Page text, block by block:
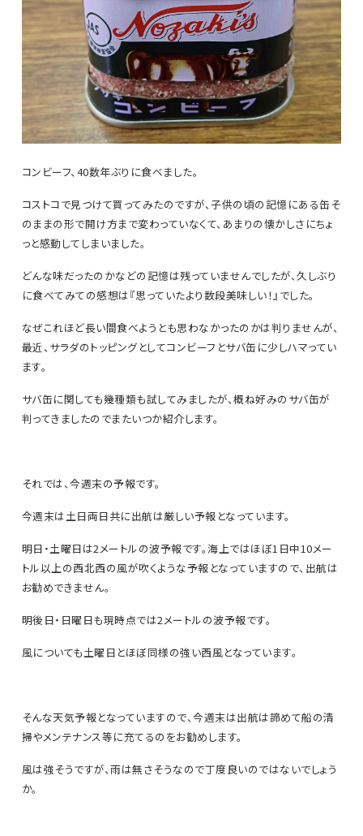
コンビーフ、40数年ぶりに食べました。
コストコで見つけて買ってみたのですが、子供の頃の記憶にある缶そ
のままの形で開け方まで変わっていなくて、あまりの懐かしさにちょ
っと感動してしまいました。
どんな味だったのかなどの記憶は残っていませんでしたが、久しぶり
に食べてみての感想は『思っていたより数段美味しい！』でした。
なぜこれほど長い間食べようとも思わなかったのかは判りませんが、
最近、サラダのトッピングとしてコンビーフとサバ缶に少しハマってい
ます。
サバ缶に関しても幾種類も試してみましたが、概ね好みのサバ缶が
判ってきましたのでまたいつか紹介します。
それでは、今週末の予報です。
今週末は土日両日共に出航は厳しい予報となっています。
明日・土曜日は2メートルの波予報です。海上ではほぼ1日中10メー
トル以上の西北西の風が吹くような予報となっていますので、出航は
お勧めできません。
明後日・日曜日も現時点では2メートルの波予報です。
風についても土曜日とほぼ同様の強い西風となっています。
そんな天気予報となっていますので、今週末は出航は諦めて船の清
掃やメンテナンス等に充てるのをお勧めします。
風は強そうですが、雨は無さそうなので丁度良いのではないでしょう
か。